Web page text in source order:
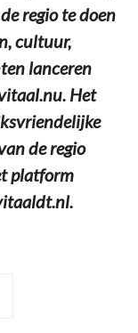
regio te doen
cultuur,
lanceren
Het
de regio
platform